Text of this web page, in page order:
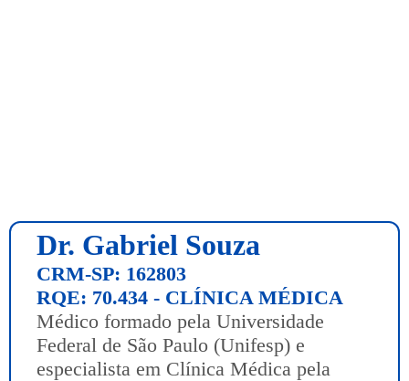
Dr. Gabriel Souza
CRM-SP: 162803
RQE: 70.434 - CLÍNICA MÉDICA
Médico formado pela Universidade
Federal de São Paulo (Unifesp) e
especialista em Clínica Médica pela